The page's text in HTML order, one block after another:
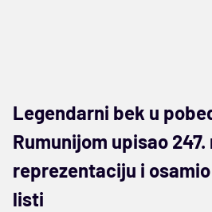
Legendarni bek u
Rumunijom upisao
reprezentaciju i
listi